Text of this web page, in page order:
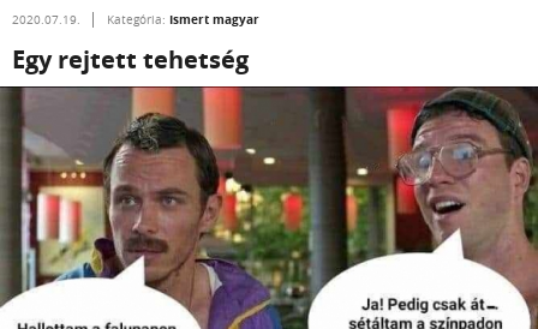
2020.07.19. Kategória: Ismert magyar
Egy rejtett tehetség